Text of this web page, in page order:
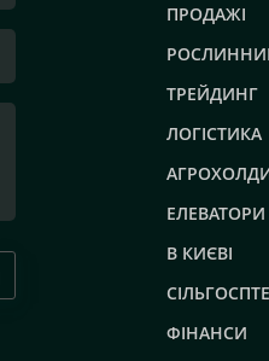
ПРОДАЖІ
ТРЕЙДИНГ
ЛОГІСТИКА
ЕЛЕВАТОРИ
В КИЄВІ
ФІНАНСИ